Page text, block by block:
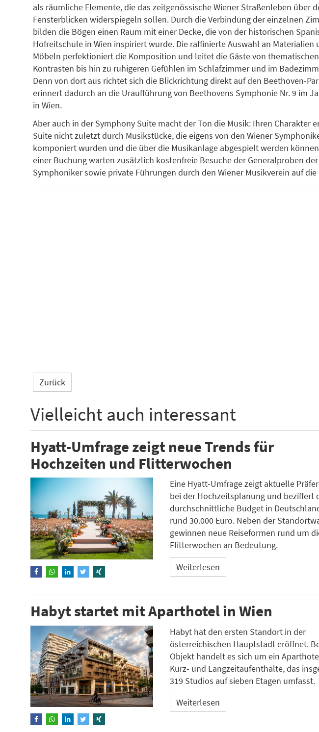
als räumliche Elemente, die das zeitgenössische Wiener Straßenleben über
Fensterblicken widerspiegeln sollen. Durch die Verbindung der einzelnen
bilden die Bögen einen Raum mit einer Decke, die von der historischen
Hofreitschule in Wien inspiriert wurde. Die raffinierte Auswahl an Materialien
Möbeln perfektioniert die Komposition und leitet die Gäste von thematischen
Kontrasten bis hin zu ruhigeren Gefühlen im Schlafzimmer und im
Denn von dort aus richtet sich die Blickrichtung direkt auf den Beethoven-
erinnert dadurch an die Uraufführung von Beethovens Symphonie Nr. 9 im
in Wien.
Aber auch in der Symphony Suite macht der Ton die Musik: Ihren Charakter
Suite nicht zuletzt durch Musikstücke, die eigens von den Wiener
komponiert wurden und die über die Musikanlage abgespielt werden
einer Buchung warten zusätzlich kostenfreie Besuche der Generalproben
Symphoniker sowie private Führungen durch den Wiener Musikverein auf die
Zurück
Vielleicht auch interessant
Hyatt-Umfrage zeigt neue Trends für
Hochzeiten und Flitterwochen
Eine Hyatt-Umfrage zeigt aktuelle
bei der Hochzeitsplanung und beziffert
durchschnittliche Budget in
rund 30.000 Euro. Neben der
gewinnen neue Reiseformen rund um
Flitterwochen an Bedeutung.
Weiterlesen
Habyt startet mit Aparthotel in Wien
Habyt hat den ersten Standort in der
österreichischen Hauptstadt eröffnet.
Objekt handelt es sich um ein
Kurz- und Langzeitaufenthalte, das
319 Studios auf sieben Etagen umfasst.
Weiterlesen